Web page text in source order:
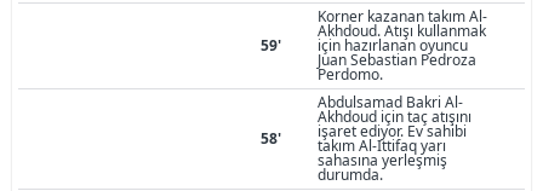
59'
Korner kazanan takım Al-
Akhdoud. Atışı kullanmak
için hazırlanan oyuncu
Juan Sebastian Pedroza
Perdomo.
58'
Abdulsamad Bakri Al-
Akhdoud için taç atışını
işaret ediyor. Ev sahibi
takım Al-Ittifaq yarı
sahasına yerleşmiş
durumda.